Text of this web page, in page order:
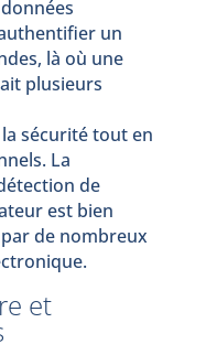
un
là où une
plusieurs
sécurité tout en
La
de
est bien
de nombreux
et